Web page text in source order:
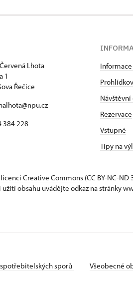
Lhota
1
Řečice
384 228
Návštěvní
Rezervace
Vstupné
Tipy na
licenci Creative Commons (CC BY-NC-ND
obsahu uvádějte odkaz na stránky
spotřebitelských sporů Všeobecné